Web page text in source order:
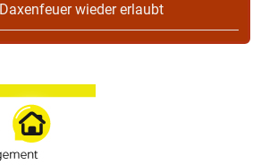
Daxenfeuer wieder erlaubt